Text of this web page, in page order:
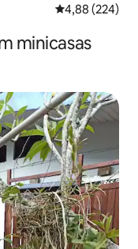
Classificação
4,88 (224)
minicasas